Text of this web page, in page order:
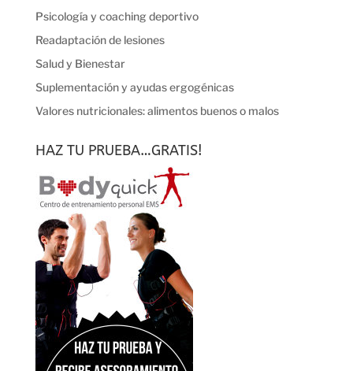
Psicología y coaching deportivo
Readaptación de lesiones
Salud y Bienestar
Suplementación y ayudas ergogénicas
Valores nutricionales: alimentos buenos o malos
HAZ TU PRUEBA…GRATIS!